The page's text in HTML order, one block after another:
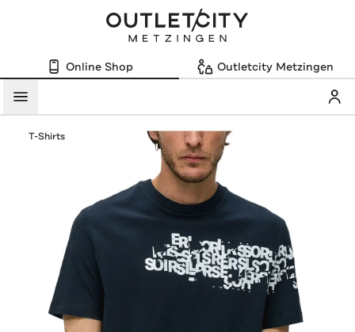
Online Shop Outletcity Metzingen
Menü
T-Shirts